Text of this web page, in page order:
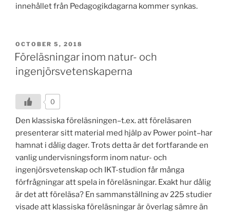
innehållet från Pedagogikdagarna kommer synkas.
POSTED
ON
OCTOBER 5, 2018
Föreläsningar inom natur- och
ingenjörsvetenskaperna
0
Den klassiska föreläsningen–t.ex. att föreläsaren
presenterar sitt material med hjälp av Power point–har
hamnat i dålig dager. Trots detta är det fortfarande en
vanlig undervisningsform inom natur- och
ingenjörsvetenskap och IKT-studion får många
förfrågningar att spela in föreläsningar. Exakt hur dålig
är det att föreläsa? En sammanställning av 225 studier
visade att klassiska föreläsningar är överlag sämre än